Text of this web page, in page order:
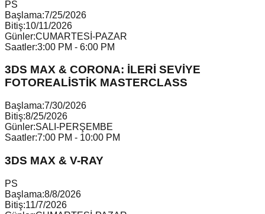
PS
Başlama:7/25/2026
Bitiş:10/11/2026
Günler:CUMARTESİ-PAZAR
Saatler:3:00 PM - 6:00 PM
3DS MAX & CORONA: İLERİ SEVİYE
FOTOREALİSTİK MASTERCLASS
Başlama:7/30/2026
Bitiş:8/25/2026
Günler:SALI-PERŞEMBE
Saatler:7:00 PM - 10:00 PM
3DS MAX & V-RAY
PS
Başlama:8/8/2026
Bitiş:11/7/2026